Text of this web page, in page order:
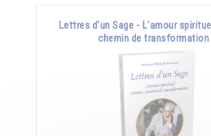
Lettres d'un Sage - L'amour
chemin de transformation